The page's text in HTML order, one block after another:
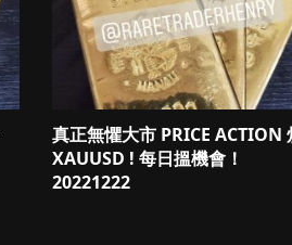
真正無懼大市 PRICE ACTION
XAUUSD ! 每日搵機會！
20221222